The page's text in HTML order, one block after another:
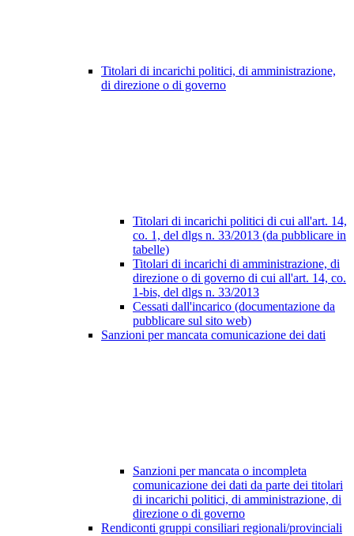
Titolari di incarichi politici, di amministrazione,
di direzione o di governo
Titolari di incarichi politici di cui all'art. 14,
co. 1, del dlgs n. 33/2013 (da pubblicare in
tabelle)
Titolari di incarichi di amministrazione, di
direzione o di governo di cui all'art. 14, co.
1-bis, del dlgs n. 33/2013
Cessati dall'incarico (documentazione da
pubblicare sul sito web)
Sanzioni per mancata comunicazione dei dati
Sanzioni per mancata o incompleta
comunicazione dei dati da parte dei titolari
di incarichi politici, di amministrazione, di
direzione o di governo
Rendiconti gruppi consiliari regionali/provinciali